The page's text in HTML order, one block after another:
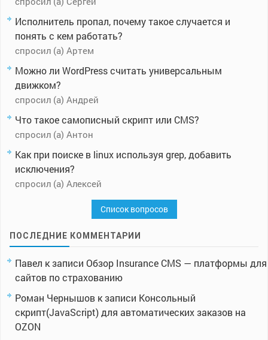
Исполнитель пропал, почему такое случается и
понять с кем работать?
спросил (а) Артем
Можно ли WordPress считать универсальным
движком?
спросил (а) Андрей
Что такое самописный скрипт или CMS?
спросил (а) Антон
Как при поиске в linux используя grep, добавить
исключения?
спросил (а) Алексей
Список вопросов
ПОСЛЕДНИЕ КОММЕНТАРИИ
Павел к записи Обзор Insurance CMS — платформы для
сайтов по страхованию
Роман Чернышов к записи Консольный
скрипт(JavaScript) для автоматических заказов на
OZON